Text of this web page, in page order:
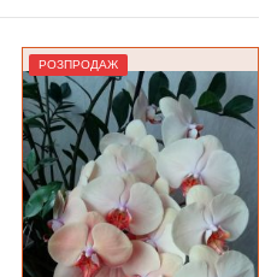
РОЗПРОДАЖ